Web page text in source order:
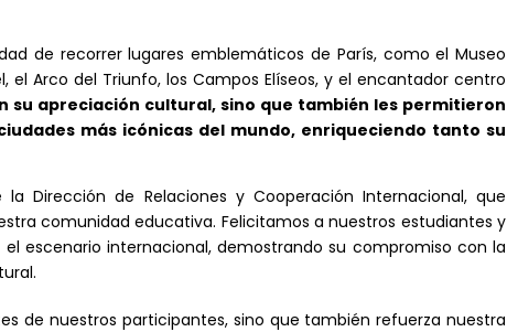
de recorrer lugares emblemáticos de París, como el Museo
el Arco del Triunfo, los Campos Elíseos, y el encantador centro
su apreciación cultural, sino que también les permitieron
más icónicas del mundo, enriqueciendo tanto su
Dirección de Relaciones y Cooperación Internacional, que
comunidad educativa. Felicitamos a nuestros estudiantes y
escenario internacional, demostrando su compromiso con la
de nuestros participantes, sino que también refuerza nuestra